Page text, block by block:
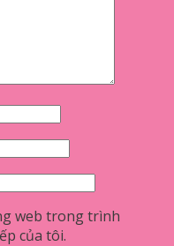
web trong trình
của tôi.